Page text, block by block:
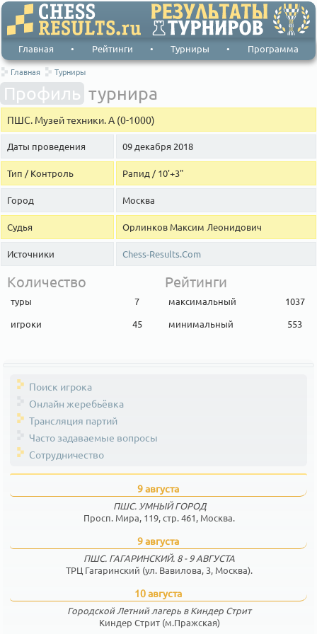
Главная • Рейтинги • Турниры • Программа
Главная Турниры
Профиль турнира
ПШС. Музей техники. А (0-1000)
Даты проведения 09 декабря 2018
Тип / Контроль Рапид / 10'+3"
Город Москва
Судья Орлинков Максим Леонидович
Источники Chess-Results.Com
Количество
туры
7
игроки
45
Рейтинги
максимальный
1037
минимальный
553
Поиск игрока
Онлайн жеребьёвка
Трансляция партий
Часто задаваемые вопросы
Сотрудничество
9 августа
ПШС. УМНЫЙ ГОРОД
Просп. Мира, 119, стр. 461, Москва.
9 августа
ПШС. ГАГАРИНСКИЙ. 8 - 9 АВГУСТА
ТРЦ Гагаринский (ул. Вавилова, 3, Москва).
10 августа
Городской Летний лагерь в Киндер Стрит
Киндер Стрит (м.Пражская)